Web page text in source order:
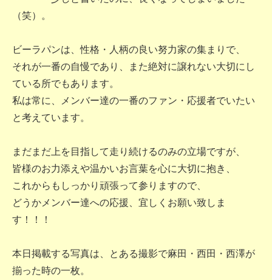
（笑）。
ビーラパンは、性格・人柄の良い努力家の集まりで、
それが一番の自慢であり、また絶対に譲れない大切にし
ている所でもあります。
私は常に、メンバー達の一番のファン・応援者でいたい
と考えています。
まだまだ上を目指して走り続けるのみの立場ですが、
皆様のお力添えや温かいお言葉を心に大切に抱き、
これからもしっかり頑張って参りますので、
どうかメンバー達への応援、宜しくお願い致しま
す！！！
本日掲載する写真は、とある撮影で麻田・西田・西澤が
揃った時の一枚。